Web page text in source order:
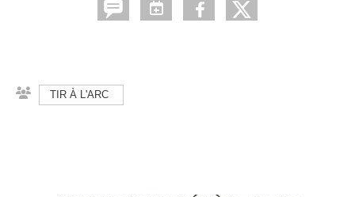
TIR À L'ARC